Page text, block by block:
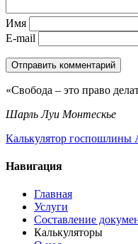
Имя
E-mail
«Свобода – это право
Шарль Луи Монтескье
Калькулятор госпошлины
Навигация
Главная
Услуги
Составление
Калькуляторы